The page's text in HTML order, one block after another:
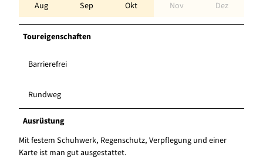
Aug Sep Okt Nov Dez
Toureigenschaften
Barrierefrei
Rundweg
Ausrüstung
Mit festem Schuhwerk, Regenschutz, Verpflegung und einer
Karte ist man gut ausgestattet.